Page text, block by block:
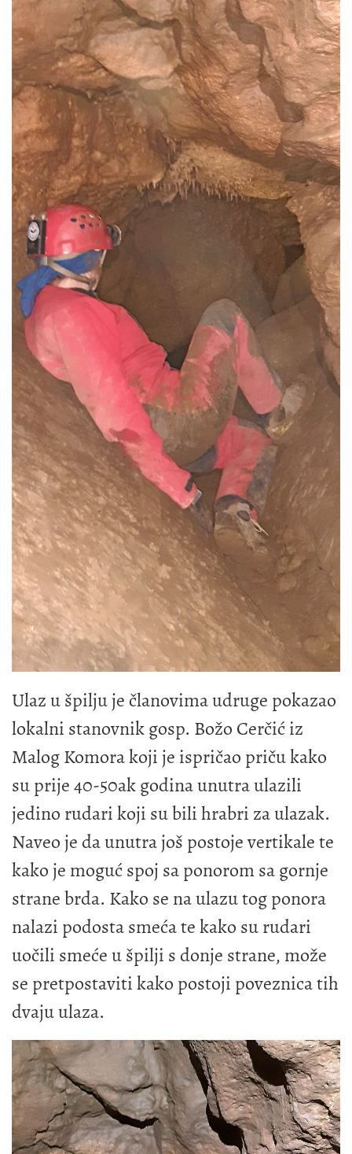
Ulaz u špilju je članovima udruge pokazao
lokalni stanovnik gosp. Božo Cerčić iz
Malog Komora koji je ispričao priču kako
su prije 40-50ak godina unutra ulazili
jedino rudari koji su bili hrabri za ulazak.
Naveo je da unutra još postoje vertikale te
kako je moguć spoj sa ponorom sa gornje
strane brda. Kako se na ulazu tog ponora
nalazi podosta smeća te kako su rudari
uočili smeće u špilji s donje strane, može
se pretpostaviti kako postoji poveznica tih
dvaju ulaza.